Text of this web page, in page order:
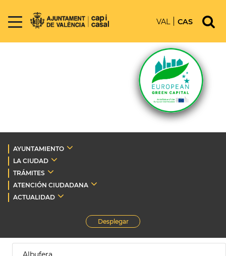
VAL CAS
AYUNTAMIENTO
LA CIUDAD
TRÁMITES
ATENCIÓN CIUDADANA
ACTUALIDAD
Desplegar